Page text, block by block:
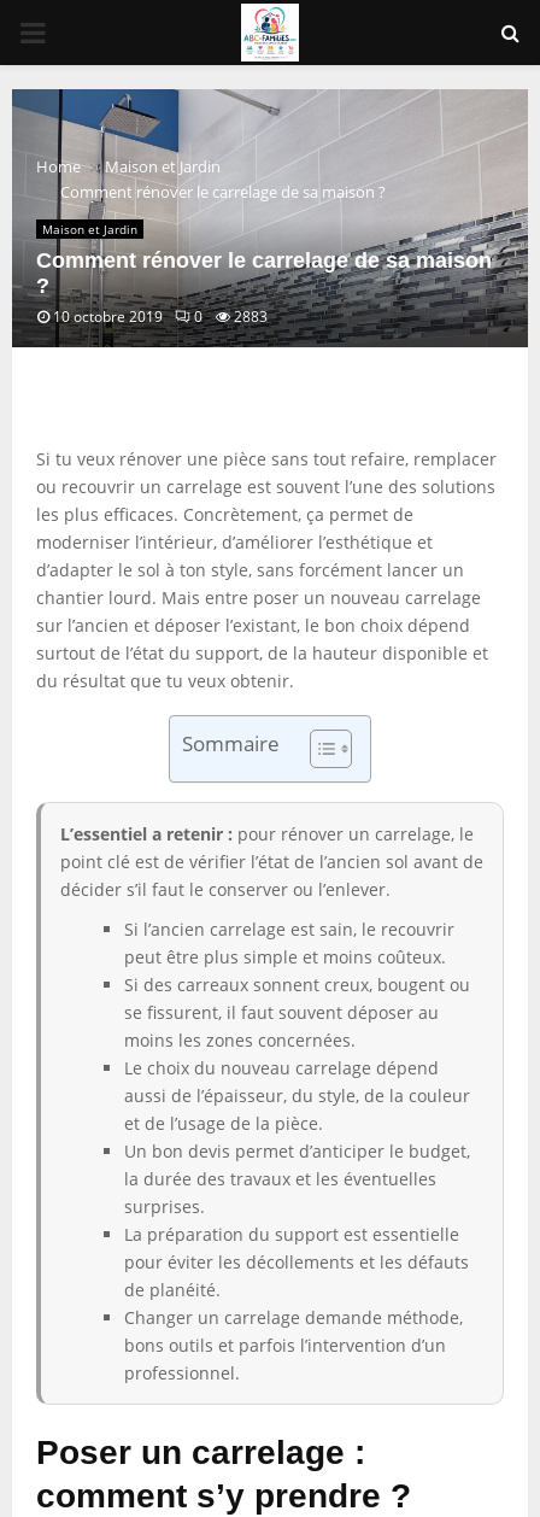
PRIMARY
MENU
Home
Maison et Jardin
Comment rénover le carrelage de sa maison ?
Maison et Jardin
Comment rénover le carrelage de sa maison
?
10 octobre 2019 0 2883
Si tu veux rénover une pièce sans tout refaire, remplacer
ou recouvrir un carrelage est souvent l’une des solutions
les plus efficaces. Concrètement, ça permet de
moderniser l’intérieur, d’améliorer l’esthétique et
d’adapter le sol à ton style, sans forcément lancer un
chantier lourd. Mais entre poser un nouveau carrelage
sur l’ancien et déposer l’existant, le bon choix dépend
surtout de l’état du support, de la hauteur disponible et
du résultat que tu veux obtenir.
Sommaire
L’essentiel a retenir : pour rénover un carrelage, le
point clé est de vérifier l’état de l’ancien sol avant de
décider s’il faut le conserver ou l’enlever.
Si l’ancien carrelage est sain, le recouvrir
peut être plus simple et moins coûteux.
Si des carreaux sonnent creux, bougent ou
se fissurent, il faut souvent déposer au
moins les zones concernées.
Le choix du nouveau carrelage dépend
aussi de l’épaisseur, du style, de la couleur
et de l’usage de la pièce.
Un bon devis permet d’anticiper le budget,
la durée des travaux et les éventuelles
surprises.
La préparation du support est essentielle
pour éviter les décollements et les défauts
de planéité.
Changer un carrelage demande méthode,
bons outils et parfois l’intervention d’un
professionnel.
Poser un carrelage :
comment s’y prendre ?